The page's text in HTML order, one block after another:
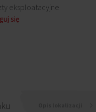
eksploatacyjne
się